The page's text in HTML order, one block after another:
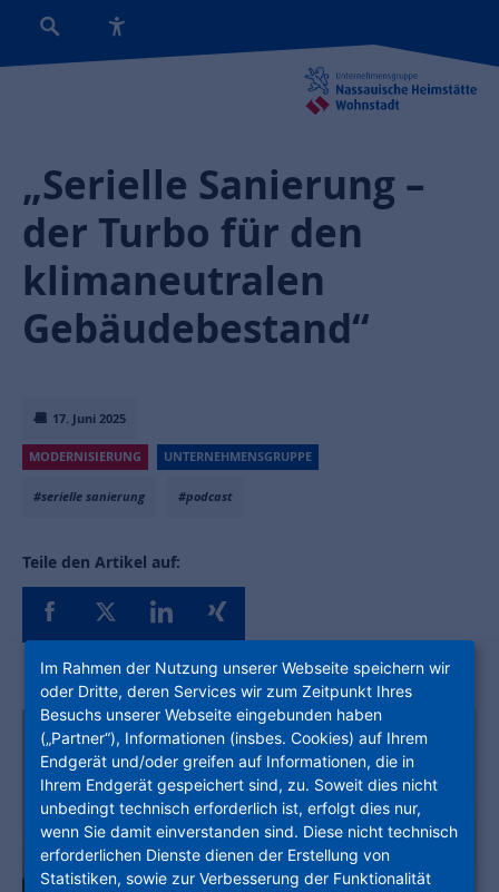
17. Juni 2025
MODERNISIERUNG UNTERNEHMENSGRUPPE
#serielle sanierung #podcast
Teile den Artikel auf:
„Serielle Sanierung –
der Turbo für den
klimaneutralen
Gebäudebestand“
Im Rahmen der Nutzung unserer Webseite speichern wir
oder Dritte, deren Services wir zum Zeitpunkt Ihres
Besuchs unserer Webseite eingebunden haben
(„Partner“), Informationen (insbes. Cookies) auf Ihrem
Endgerät und/oder greifen auf Informationen, die in
Ihrem Endgerät gespeichert sind, zu. Soweit dies nicht
unbedingt technisch erforderlich ist, erfolgt dies nur,
wenn Sie damit einverstanden sind. Diese nicht technisch
erforderlichen Dienste dienen der Erstellung von
Statistiken, sowie zur Verbesserung der Funktionalität